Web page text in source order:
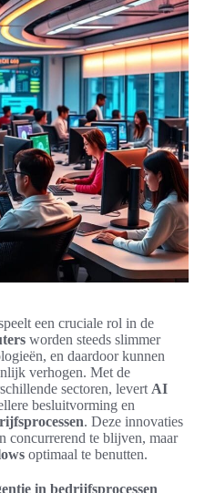
een cruciale rol in de
worden steeds slimmer
en daardoor kunnen
verhogen. Met de
sectoren, levert AI
besluitvorming en
. Deze innovaties
concurrerend te blijven, maar
optimaal te benutten.
in bedrijfsprocessen